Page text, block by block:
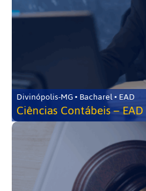
Divinópolis-MG • Bacharel • EAD
Ciências Contábeis – EAD